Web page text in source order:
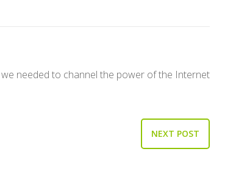
needed to channel the power of the Internet
NEXT POST